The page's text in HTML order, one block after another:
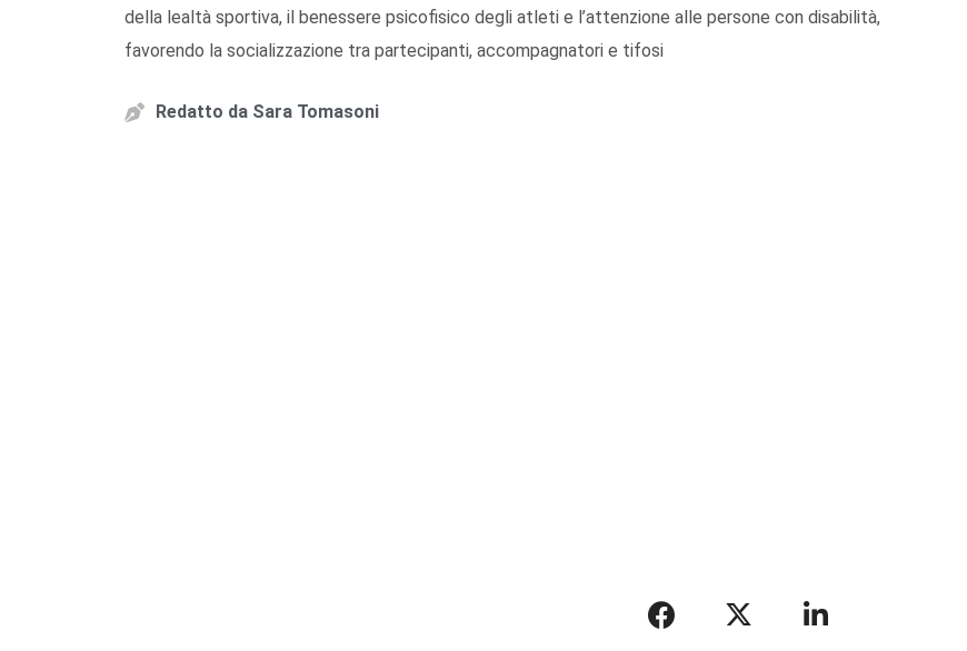
della lealtà sportiva, il benessere psicofisico degli atleti e l’attenzione alle persone con disabilità,
favorendo la socializzazione tra partecipanti, accompagnatori e tifosi
Redatto da Sara Tomasoni